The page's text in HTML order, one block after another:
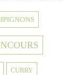
CURRY